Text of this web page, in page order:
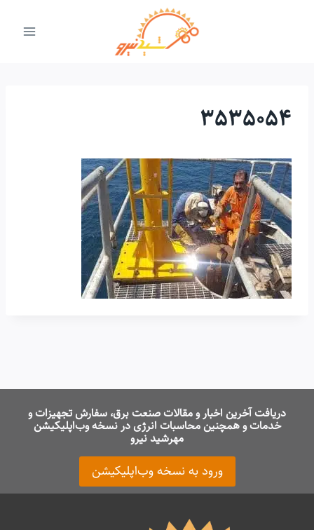
3535054
دریافت آخرین اخبار و مقالات صنعت برق، سفارش تجهیزات و
خدمات و همچنین محاسبات انرژی در نسخه وب‌اپلیکیشن
مهرشید نیرو
ورود به نسخه وب‌اپلیکیشن